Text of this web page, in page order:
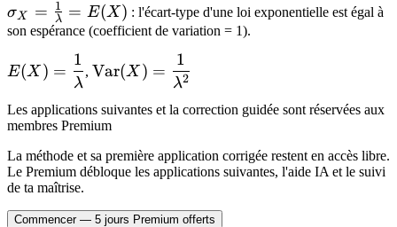
x}\,dx = 0 + \frac{2}
{\lambda} E(X) =
\frac{2}{\lambda^2}
\frac{2}
{\lambda^2} -
{\lambda^2}
= \frac{1}
{\lambda^2}
\sigma_X
= \frac{1}
{\lambda}
= E(X)
σX = λ
1 = E(X) : l'écart-type d'une loi exponentielle est égal à
son espérance (coefficient de variation = 1).
E(X) =
\dfrac{1}
{\lambda}
E(X ) =
λ
1
, \mathrm{Var}
(X) =
\dfrac{1}
{\lambda^2}
Var(X ) =
λ2
1
Les applications suivantes et la correction guidée sont réservées aux
membres Premium
La méthode et sa première application corrigée restent en accès libre.
Le Premium débloque les applications suivantes, l'aide IA et le suivi
de ta maîtrise.
Commencer — 5 jours Premium offerts